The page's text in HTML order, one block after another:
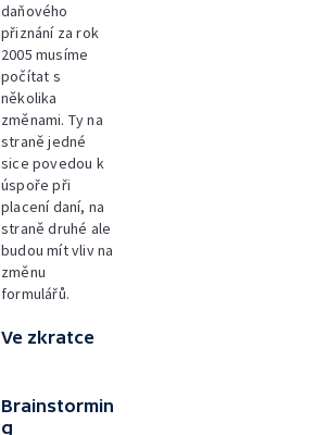
daňového
přiznání za rok
2005 musíme
počítat s
několika
změnami. Ty na
straně jedné
sice povedou k
úspoře při
placení daní, na
straně druhé ale
budou mít vliv na
změnu
formulářů.
Ve zkratce
Brainstormin
g